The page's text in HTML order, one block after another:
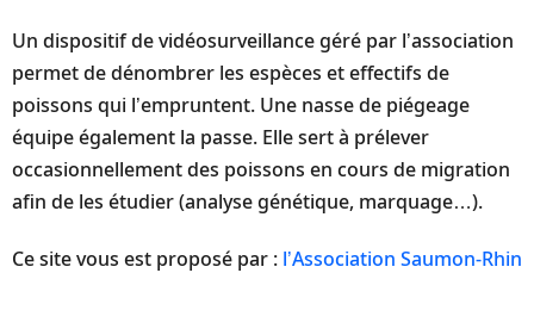
Un dispositif de vidéosurveillance géré par l’association
permet de dénombrer les espèces et effectifs de
poissons qui l’empruntent. Une nasse de piégeage
équipe également la passe. Elle sert à prélever
occasionnellement des poissons en cours de migration
afin de les étudier (analyse génétique, marquage…).
Ce site vous est proposé par : l’Association Saumon-Rhin